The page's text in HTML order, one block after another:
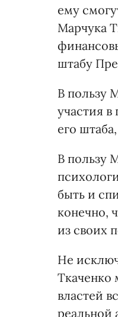
ему
Марчука
штабу
В пользу
участия
его
В пользу
быть и
конечно,
из своих
Не
Ткаченко
властей
реальной